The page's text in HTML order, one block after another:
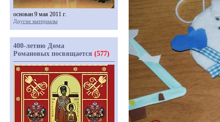
основан 9 мая 2011 г.
Другие материалы
400-летию Дома
Романовых посвящается (577)